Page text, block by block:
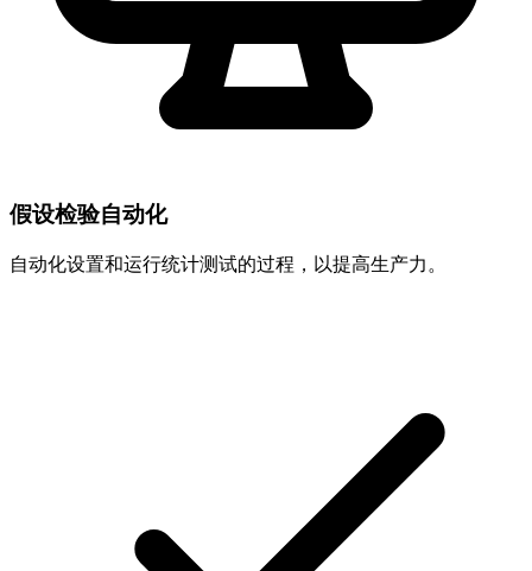
假设检验自动化
自动化设置和运行统计测试的过程，以提高生产力。